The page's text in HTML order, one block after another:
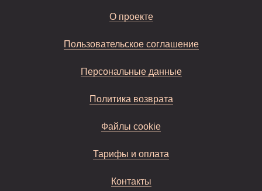
О проекте
Пользовательское соглашение
Персональные данные
Политика возврата
Файлы cookie
Тарифы и оплата
Контакты